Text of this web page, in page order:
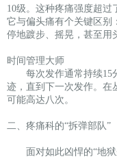
10级。这种疼痛强度超过
它与偏头痛有个关键区别
停地踱步、摇晃，甚至用
时间管理大师
每次发作通常持续15
迹，直到下一次发作。在
可能高达八次。
二、疼痛科的“拆弹部队”
面对如此凶悍的“地